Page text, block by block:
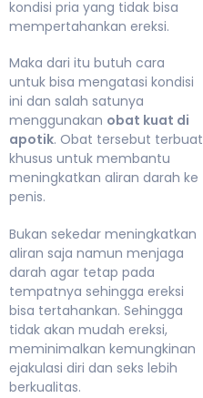
kondisi pria yang tidak bisa
mempertahankan ereksi.
Maka dari itu butuh cara
untuk bisa mengatasi kondisi
ini dan salah satunya
menggunakan obat kuat di
apotik. Obat tersebut terbuat
khusus untuk membantu
meningkatkan aliran darah ke
penis.
Bukan sekedar meningkatkan
aliran saja namun menjaga
darah agar tetap pada
tempatnya sehingga ereksi
bisa tertahankan. Sehingga
tidak akan mudah ereksi,
meminimalkan kemungkinan
ejakulasi diri dan seks lebih
berkualitas.